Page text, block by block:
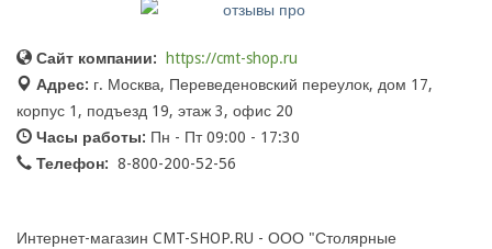
Сайт компании:
https://cmt-shop.ru
Адрес: г. Москва, Переведеновский переулок, дом 17,
корпус 1, подъезд 19, этаж 3, офис 20
Часы работы: Пн - Пт 09:00 - 17:30
Телефон: 8-800-200-52-56
Интернет-магазин CMT-SHOP.RU - ООО "Столярные